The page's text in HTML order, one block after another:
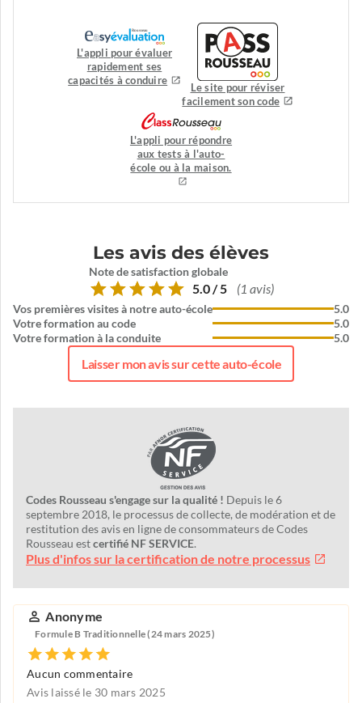
L'appli pour évaluer
rapidement ses
capacités à conduire
Le site pour réviser
facilement son code
L'appli pour répondre
aux tests à l'auto-
école ou à la maison.
Les avis des élèves
Note de satisfaction globale
5.0 / 5 (1 avis)
Vos premières visites à notre auto-école
Votre formation au code
Votre formation à la conduite
5.0
5.0
5.0
Laisser mon avis sur cette auto-école
Codes Rousseau s'engage sur la qualité ! Depuis le 6
septembre 2018, le processus de collecte, de modération et de
restitution des avis en ligne de consommateurs de Codes
Rousseau estcertifié NF SERVICE.
Plus d'infos sur la certification de notre processus
Anonyme
Formule B Traditionnelle (24 mars 2025)
Aucun commentaire
Avis laissé le 30 mars 2025